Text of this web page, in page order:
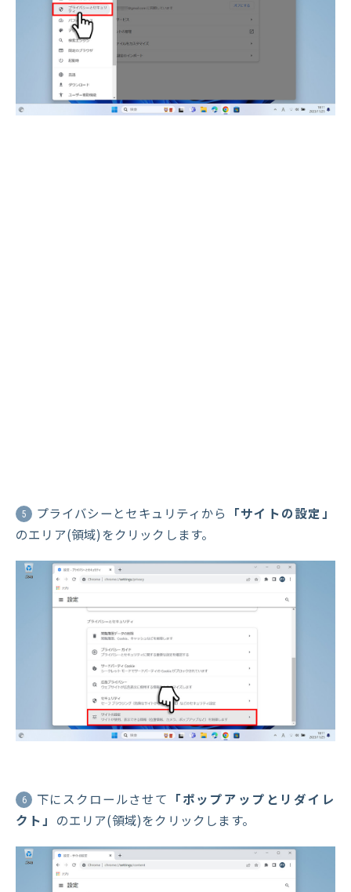
5 プライバシーとセキュリティから
「サイトの設定」
のエリア(領域)をクリックします。
6 下にスクロールさせて 「ポップアップとリダイレ
クト」 のエリア(領域)をクリックします。